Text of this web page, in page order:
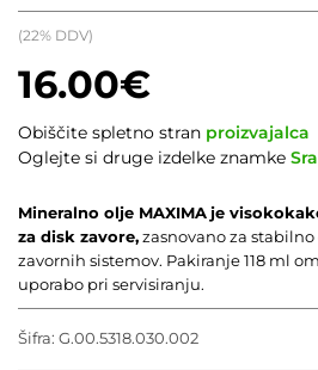
16.00€
(22% DDV)
Mineralno olje MAXIMAje
za disk zavore,zasnovano za
zavornih sistemov. Pakiranje 118 ml
uporabo pri servisiranju.
Obiščite spletno stran proizvajalca
Oglejte si druge izdelke znamke
Šifra: G.00.5318.030.002